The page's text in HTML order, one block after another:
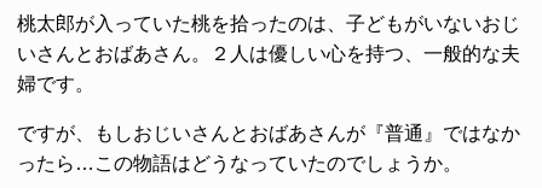
桃太郎が入っていた桃を拾ったのは、子どもがいないおじ
いさんとおばあさん。２人は優しい心を持つ、一般的な夫
婦です。
ですが、もしおじいさんとおばあさんが『普通』ではなか
ったら…この物語はどうなっていたのでしょうか。